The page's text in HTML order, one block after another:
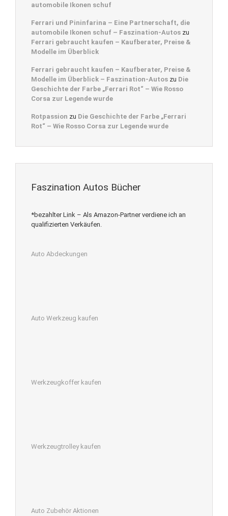
automobile Ikonen schuf
Ferrari und Pininfarina – Eine Partnerschaft, die
automobile Ikonen schuf – Faszination-Autos zu
Ferrari gebraucht kaufen – Kaufberater, Preise &
Modelle im Überblick
Ferrari gebraucht kaufen – Kaufberater, Preise &
Modelle im Überblick – Faszination-Autos zu Die
Geschichte der Farbe „Ferrari Rot“ – Wie Rosso
Corsa zur Legende wurde
Rotpassion zu Die Geschichte der Farbe „Ferrari
Rot“ – Wie Rosso Corsa zur Legende wurde
Faszination Autos Bücher
*bezahlter Link – Als Amazon-Partner verdiene ich an
qualifizierten Verkäufen.
Auto Abdeckungen
Auto Werkzeug kaufen
Werkzeugkoffer kaufen
Werkzeugtrolley kaufen
Auto Zubehör Aktionen